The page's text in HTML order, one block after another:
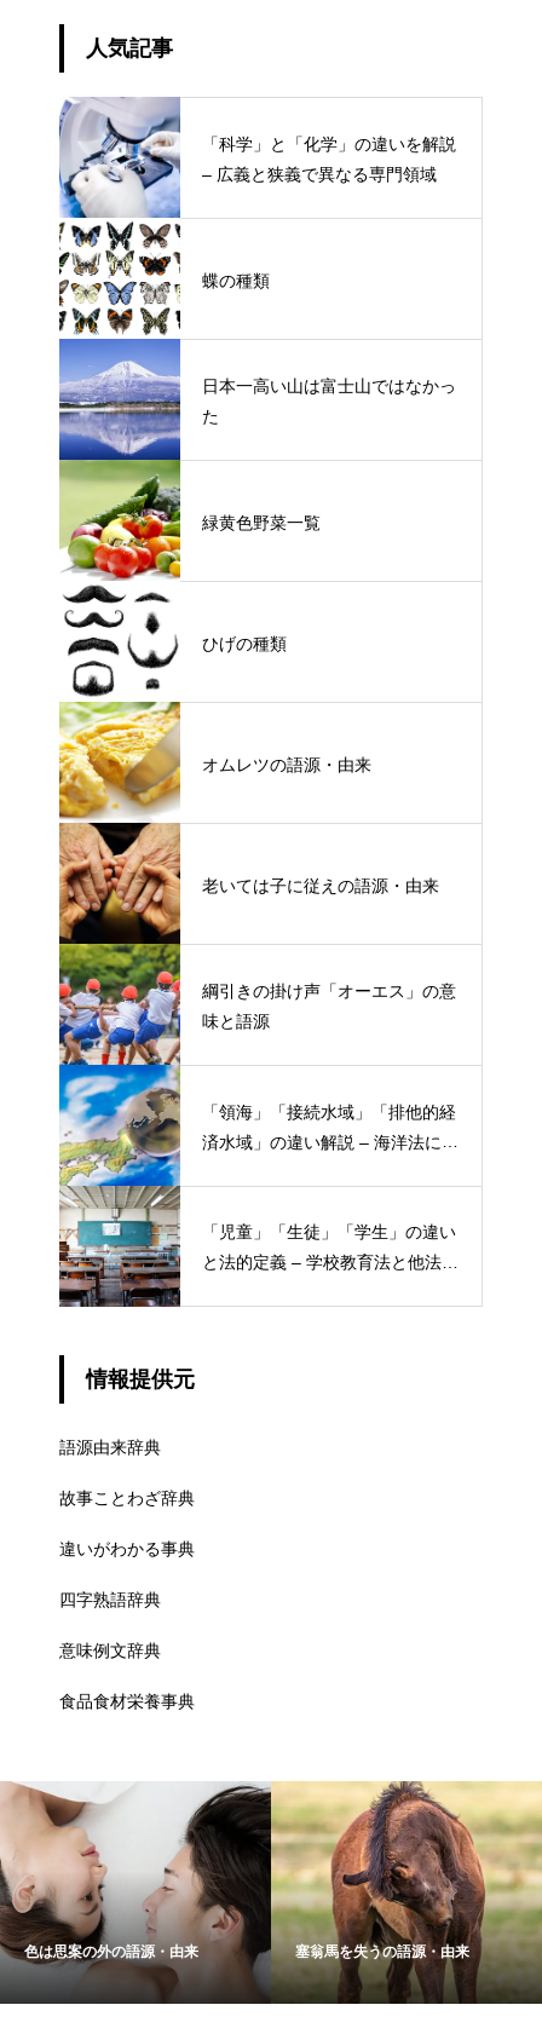
人気記事
「科学」と「化学」の違いを解説
– 広義と狭義で異なる専門領域
蝶の種類
日本一高い山は富士山ではなかっ
た
緑黄色野菜一覧
ひげの種類
オムレツの語源・由来
老いては子に従えの語源・由来
綱引きの掛け声「オーエス」の意
味と語源
「領海」「接続水域」「排他的経
済水域」の違い解説 – 海洋法にお
「児童」「生徒」「学生」の違い
と法的定義 – 学校教育法と他法律
情報提供元
語源由来辞典
故事ことわざ辞典
違いがわかる事典
四字熟語辞典
意味例文辞典
食品食材栄養事典
色は思案の外の語源・由来 塞翁馬を失うの語源・由来